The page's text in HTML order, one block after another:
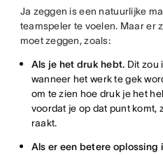
Ja zeggen is een natuurlijke
teamspeler te voelen. Maar er
moet zeggen, zoals:
Als je het druk hebt. Dit zou
wanneer het werk te gek
om te zien hoe druk je het
voordat je op dat punt komt,
raakt.
Als er een betere oplossing